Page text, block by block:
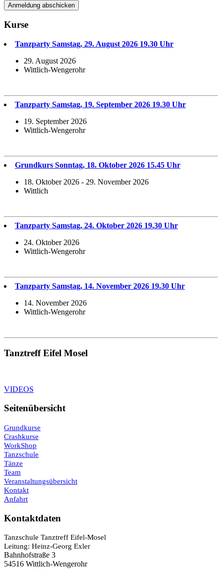
Kurse
Tanzparty Samstag, 29. August 2026 19.30 Uhr
29. August 2026
Wittlich-Wengerohr
Tanzparty Samstag, 19. September 2026 19.30 Uhr
19. September 2026
Wittlich-Wengerohr
Grundkurs Sonntag, 18. Oktober 2026 15.45 Uhr
18. Oktober 2026 - 29. November 2026
Wittlich
Tanzparty Samstag, 24. Oktober 2026 19.30 Uhr
24. Oktober 2026
Wittlich-Wengerohr
Tanzparty Samstag, 14. November 2026 19.30 Uhr
14. November 2026
Wittlich-Wengerohr
Tanztreff Eifel Mosel
VIDEOS
Seitenübersicht
Grundkurse
Crashkurse
WorkShop
Tanzschule
Tänze
Team
Veranstaltungsübersicht
Kontakt
Anfahrt
Kontaktdaten
Tanzschule Tanztreff Eifel-Mosel
Leitung: Heinz-Georg Exler
Bahnhofstraße 3
54516 Wittlich-Wengerohr